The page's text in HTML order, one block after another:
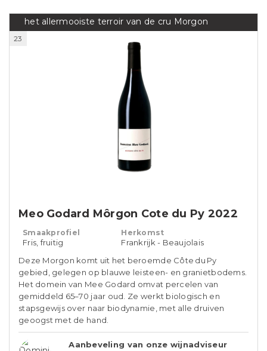
het allermooiste terroir van de cru Morgon
23
Meo Godard Môrgon Cote du Py 2022
Smaakprofiel
Fris, fruitig
Herkomst
Frankrijk - Beaujolais
Deze Morgon komt uit het beroemde Côte du Py
gebied, gelegen op blauwe leisteen- en granietbodems.
Het domein van Mee Godard omvat percelen van
gemiddeld 65–70 jaar oud. Ze werkt biologisch en
stapsgewijs over naar biodynamie, met alle druiven
geoogst met de hand.
Aanbeveling van onze wijnadviseur